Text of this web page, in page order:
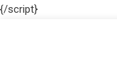
{/script}